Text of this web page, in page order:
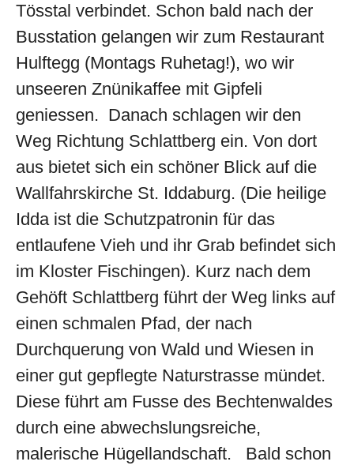
Tösstal verbindet. Schon bald nach der
Busstation gelangen wir zum Restaurant
Hulftegg (Montags Ruhetag!), wo wir
unseeren Znünikaffee mit Gipfeli
geniessen. Danach schlagen wir den
Weg Richtung Schlattberg ein. Von dort
aus bietet sich ein schöner Blick auf die
Wallfahrskirche St. Iddaburg. (Die heilige
Idda ist die Schutzpatronin für das
entlaufene Vieh und ihr Grab befindet sich
im Kloster Fischingen). Kurz nach dem
Gehöft Schlattberg führt der Weg links auf
einen schmalen Pfad, der nach
Durchquerung von Wald und Wiesen in
einer gut gepflegte Naturstrasse mündet.
Diese führt am Fusse des Bechtenwaldes
durch eine abwechslungsreiche,
malerische Hügellandschaft. Bald schon